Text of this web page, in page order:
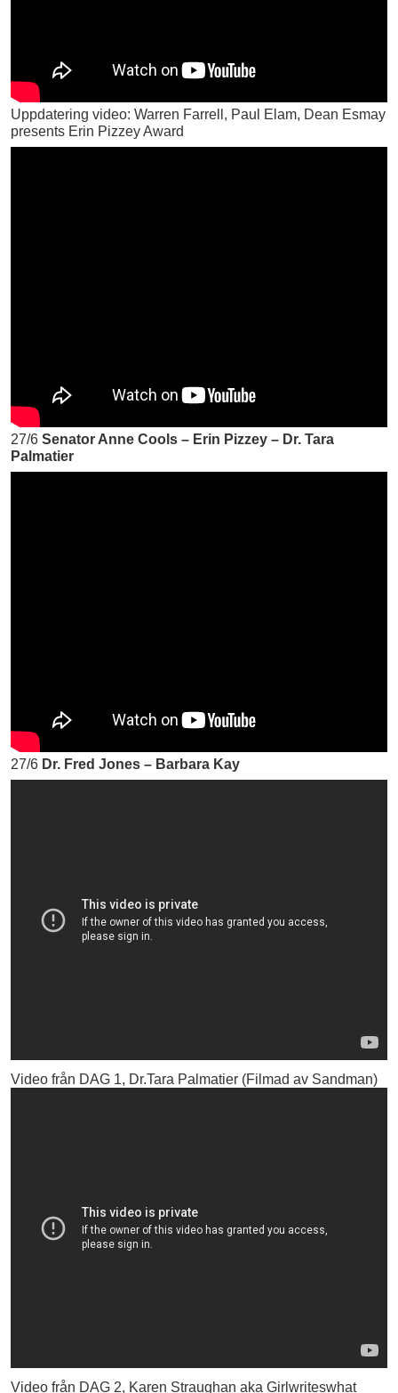
Uppdatering video: Warren Farrell, Paul Elam, Dean Esmay
presents Erin Pizzey Award
27/6 Senator Anne Cools – Erin Pizzey – Dr. Tara
Palmatier
27/6 Dr. Fred Jones – Barbara Kay
Video från DAG 1, Dr.Tara Palmatier (Filmad av Sandman)
Video från DAG 2, Karen Straughan aka Girlwriteswhat